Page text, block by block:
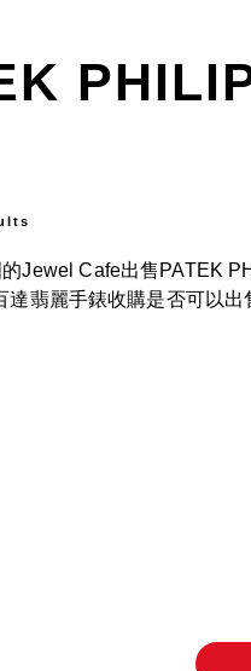
Jewel Cafe出售PATEK
翡麗手錶收購是否可以出